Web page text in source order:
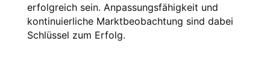
erfolgreich sein. Anpassungsfähigkeit und
kontinuierliche Marktbeobachtung sind dabei
Schlüssel zum Erfolg.